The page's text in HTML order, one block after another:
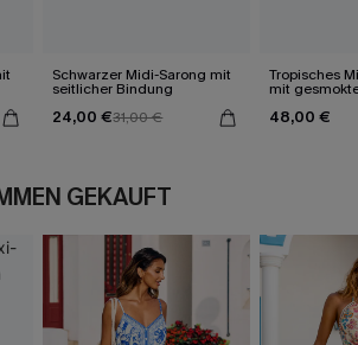
Schwarzer Midi-Sarong mit
seitlicher Bindung
24,00 €31,00 €
Tropisches
mit
48,00 €
GEKAUFT